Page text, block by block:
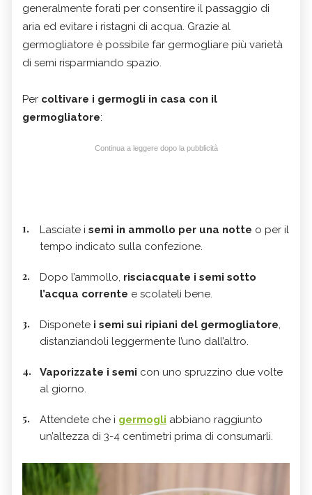
generalmente forati per consentire il passaggio di
aria ed evitare i ristagni di acqua. Grazie al
germogliatore è possibile far germogliare più varietà
di semi risparmiando spazio.
Per coltivare i germogli in casa con il
germogliatore:
Continua a leggere dopo la pubblicità
Lasciate i semi in ammollo per una notte o per il
tempo indicato sulla confezione.
Dopo l’ammollo, risciacquate i semi sotto
l’acqua corrente e scolateli bene.
Disponete i semi sui ripiani del germogliatore,
distanziandoli leggermente l’uno dall’altro.
Vaporizzate i semi con uno spruzzino due volte
al giorno.
Attendete che i germogli abbiano raggiunto
un’altezza di 3-4 centimetri prima di consumarli.